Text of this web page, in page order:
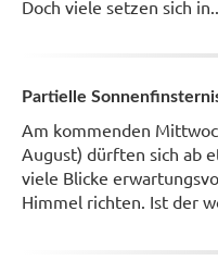
Doch viele setzen sich in...
Partielle
Am kommenden
August) dürften sich ab
viele Blicke
Himmel richten. Ist der